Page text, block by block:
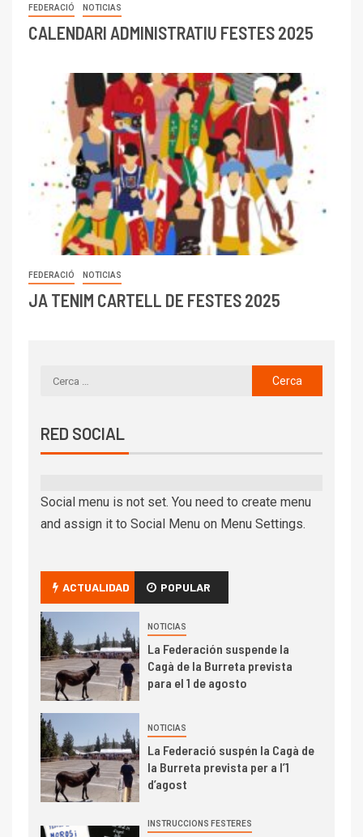
FEDERACIÓ NOTICIAS
CALENDARI ADMINISTRATIU FESTES 2025
FEDERACIÓ NOTICIAS
JA TENIM CARTELL DE FESTES 2025
RED SOCIAL
Social menu is not set. You need to create menu
and assign it to Social Menu on Menu Settings.
ACTUALIDAD POPULAR
NOTICIAS
La Federación suspende la
Cagà de la Burreta prevista
para el 1 de agosto
NOTICIAS
La Federació suspén la Cagà de
la Burreta prevista per a l’1
d’agost
INSTRUCCIONS FESTERES